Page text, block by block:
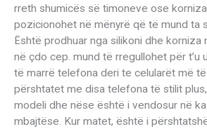
rreth shumicës së timoneve ose
pozicionohet në mënyrë që të mund ta
Është prodhuar nga silikoni dhe
në çdo cep. mund të rregullohet për t’u
të marrë telefona deri te celularët më
përshtatet me disa telefona të stilit
modeli dhe nëse është i vendosur në
mbajtëse. Kur matet, është i